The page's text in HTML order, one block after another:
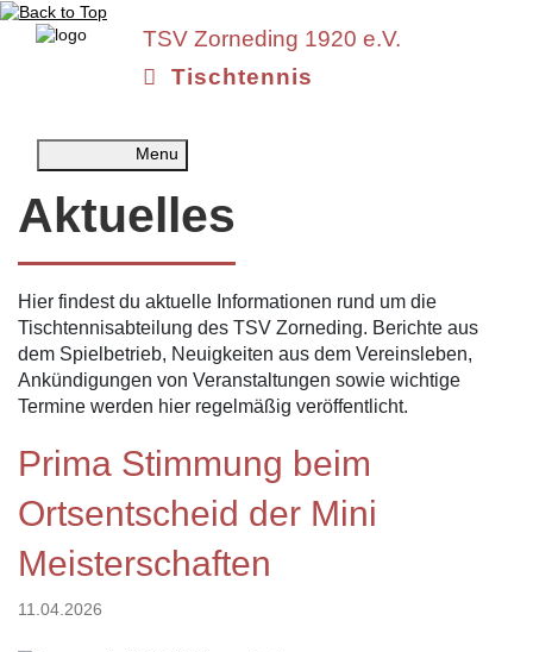
TSV Zorneding 1920 e.V.
Tischtennis
Menu
Aktuelles
Hier findest du aktuelle Informationen rund um die
Tischtennisabteilung des TSV Zorneding. Berichte aus
dem Spielbetrieb, Neuigkeiten aus dem Vereinsleben,
Ankündigungen von Veranstaltungen sowie wichtige
Termine werden hier regelmäßig veröffentlicht.
Prima Stimmung beim
Ortsentscheid der Mini
Meisterschaften
11.04.2026